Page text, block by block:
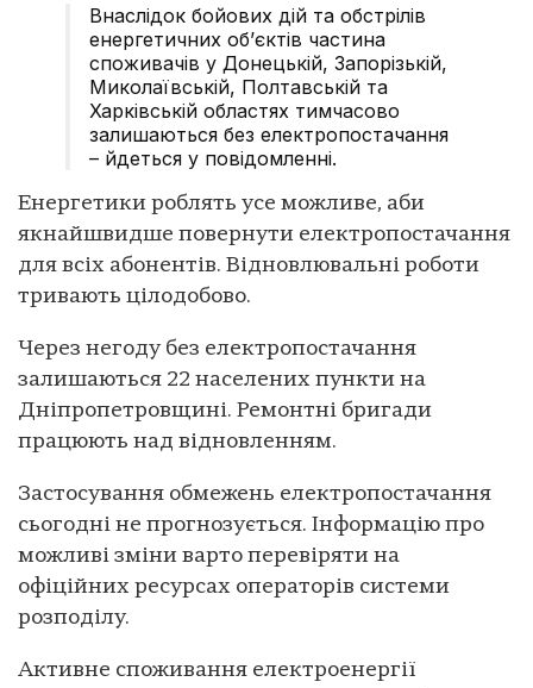
Внаслідок бойових дій та обстрілів
енергетичних об’єктів частина
споживачів у Донецькій, Запорізькій,
Миколаївській, Полтавській та
Харківській областях тимчасово
залишаються без електропостачання
– йдеться у повідомленні.
Енергетики роблять усе можливе, аби
якнайшвидше повернути електропостачання
для всіх абонентів. Відновлювальні роботи
тривають цілодобово.
Через негоду без електропостачання
залишаються 22 населених пункти на
Дніпропетровщині. Ремонтні бригади
працюють над відновленням.
Застосування обмежень електропостачання
сьогодні не прогнозується. Інформацію про
можливі зміни варто перевіряти на
офіційних ресурсах операторів системи
розподілу.
Активне споживання електроенергії